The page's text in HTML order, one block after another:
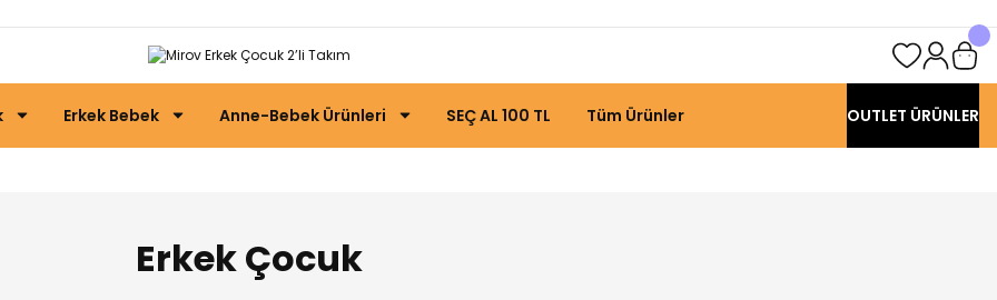
Erkek Bebek Anne-Bebek Ürünleri SEÇ AL 100 TL Tüm Ürünler OUTLET ÜRÜNLER
Erkek Çocuk